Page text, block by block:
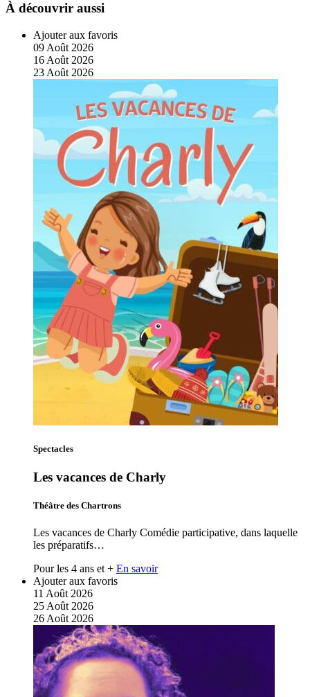
À découvrir aussi
Ajouter aux favoris
09 Août 2026
16 Août 2026
23 Août 2026
Spectacles
Les vacances de Charly
Théâtre des Chartrons
Les vacances de Charly Comédie participative, dans laquelle
les préparatifs…
Pour les 4 ans et + En savoir
Ajouter aux favoris
11 Août 2026
25Août 2026
26Août 2026